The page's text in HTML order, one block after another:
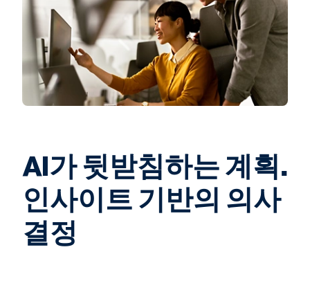
AI가 뒷받침하는 계획.
인사이트 기반의 의사
결정